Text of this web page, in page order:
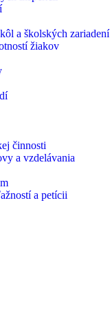
a školských zariadení
žiakov
činnosti
a vzdelávania
a petícii